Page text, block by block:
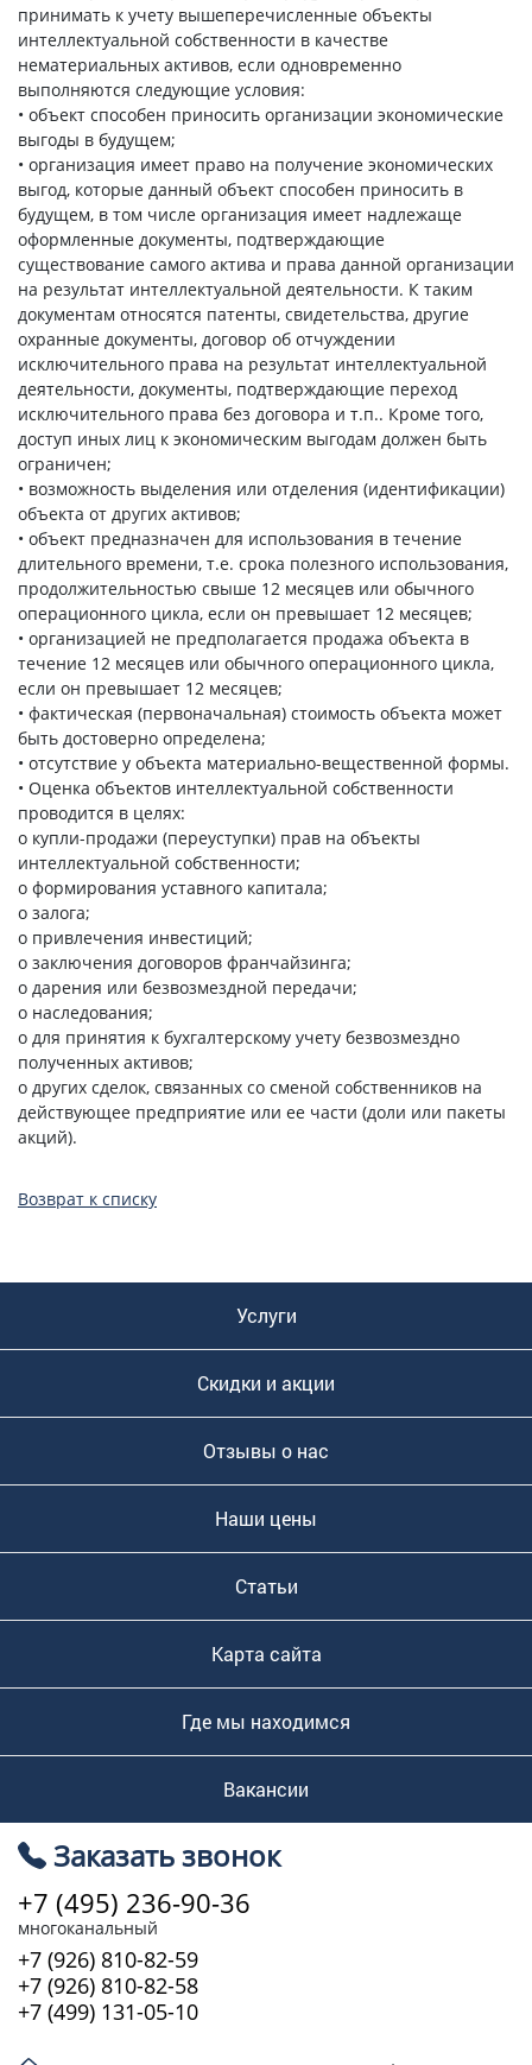
принимать к учету вышеперечисленные объекты
интеллектуальной собственности в качестве
нематериальных активов, если одновременно
выполняются следующие условия:
• объект способен приносить организации экономические
выгоды в будущем;
• организация имеет право на получение экономических
выгод, которые данный объект способен приносить в
будущем, в том числе организация имеет надлежаще
оформленные документы, подтверждающие
существование самого актива и права данной организации
на результат интеллектуальной деятельности. К таким
документам относятся патенты, свидетельства, другие
охранные документы, договор об отчуждении
исключительного права на результат интеллектуальной
деятельности, документы, подтверждающие переход
исключительного права без договора и т.п.. Кроме того,
доступ иных лиц к экономическим выгодам должен быть
ограничен;
• возможность выделения или отделения (идентификации)
объекта от других активов;
• объект предназначен для использования в течение
длительного времени, т.е. срока полезного использования,
продолжительностью свыше 12 месяцев или обычного
операционного цикла, если он превышает 12 месяцев;
• организацией не предполагается продажа объекта в
течение 12 месяцев или обычного операционного цикла,
если он превышает 12 месяцев;
• фактическая (первоначальная) стоимость объекта может
быть достоверно определена;
• отсутствие у объекта материально-вещественной формы.
• Оценка объектов интеллектуальной собственности
проводится в целях:
o купли-продажи (переуступки) прав на объекты
интеллектуальной собственности;
o формирования уставного капитала;
o залога;
o привлечения инвестиций;
o заключения договоров франчайзинга;
o дарения или безвозмездной передачи;
o наследования;
o для принятия к бухгалтерскому учету безвозмездно
полученных активов;
o других сделок, связанных со сменой собственников на
действующее предприятие или ее части (доли или пакеты
акций).
Возврат к списку
Услуги
Скидки и акции
Отзывы о нас
Наши цены
Статьи
Карта сайта
Где мы находимся
Вакансии
Заказать звонок
+7 (495) 236-90-36
многоканальный
+7 (926) 810-82-59
+7 (926) 810-82-58
+7 (499) 131-05-10